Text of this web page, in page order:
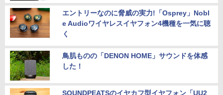
エントリーなのに脅威の実力!「Osprey」Nobl
e Audioワイヤレスイヤフォン4機種を一気に聴
く
鳥肌ものの「DENON HOME」サウンドを体感
した！
SOUNDPEATSのイヤカフ型イヤフォン「UU2